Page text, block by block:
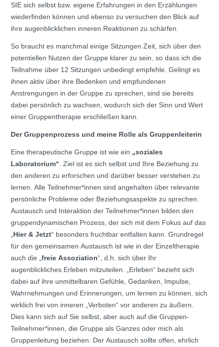
SIE sich selbst bzw. eigene Erfahrungen in den Erzählungen
wiederfinden können und ebenso zu versuchen den Blick auf
ihre augenblicklichen inneren Reaktionen zu schärfen.
So braucht es manchmal einige Sitzungen Zeit, sich über den
potentiellen Nutzen der Gruppe klarer zu sein, so dass ich die
Teilnahme über 12 Sitzungen unbedingt empfehle. Gelingt es
ihnen aktiv über ihre Bedenken und empfundenen
Anstrengungen in der Gruppe zu sprechen, sind sie bereits
dabei persönlich zu wachsen, wodurch sich der Sinn und Wert
einer Gruppentherapie erschließen kann.
Der Gruppenprozess und meine Rolle als Gruppenleiterin
Eine therapeutische Gruppe ist wie ein „soziales
Laboratorium“ . Ziel ist es sich selbst und Ihre Beziehung zu
den anderen zu erforschen und darüber besser verstehen zu
lernen. Alle Teilnehmer*innen sind angehalten über relevante
persönliche Probleme oder Beziehungsaspekte zu sprechen.
Austausch und Interaktion der Teilnehmer*innen bilden den
gruppendynamischen Prozess, der sich mit dem Fokus auf das
Hier & Jetzt“ besonders fruchtbar entfalten kann. Grundregel
für den gemeinsamen Austausch ist wie in der Einzeltherapie
auch die „freie Assoziation“, d.h. sich über Ihr
augenblickliches Erleben mitzuteilen. „Erleben“ bezieht sich
dabei auf ihre unmittelbaren Gefühle, Gedanken, Impulse,
Wahrnehmungen und Erinnerungen, um lernen zu können, sich
wirklich frei von inneren „Verboten“ vor anderen zu äußern.
Dies kann sich auf Sie selbst, aber auch auf die Gruppen-
Teilnehmer*innen, die Gruppe als Ganzes oder mich als
Gruppenleitung beziehen. Der Austausch sollte offen, ehrlich